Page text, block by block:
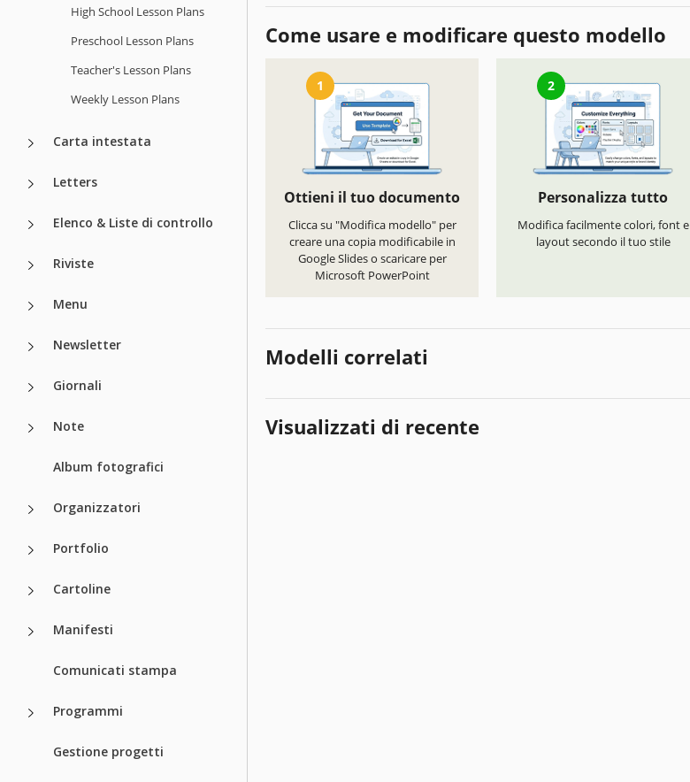
High School Lesson Plans
Preschool Lesson Plans
Teacher's Lesson Plans
Weekly Lesson Plans
Carta intestata
Letters
Elenco & Liste di controllo
Riviste
Menu
Newsletter
Giornali
Note
Album fotografici
Organizzatori
Portfolio
Cartoline
Manifesti
Comunicati stampa
Programmi
Gestione progetti
Come usare e modificare questo modello
1
Ottieni il tuo documento
Clicca su "Modifica modello" per
creare una copia modificabile in
Google Slides o scaricare per
Microsoft PowerPoint
2
Personalizza tutto
Modifica facilmente colori, font e
layout secondo il tuo stile
Modelli correlati
Visualizzati di recente